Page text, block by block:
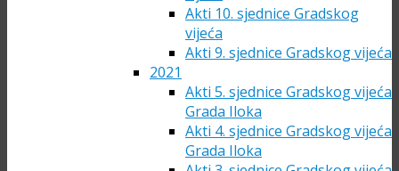
Akti 10. sjednice Gradskog
vijeća
Akti 9. sjednice Gradskog vijeća
2021
Akti 5. sjednice Gradskog vijeća
Grada Iloka
Akti 4. sjednice Gradskog vijeća
Grada Iloka